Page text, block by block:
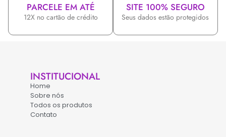
PARCELE EM ATÉ
12X no cartão de crédito
SITE 100% SEGURO
Seus dados estão protegidos
INSTITUCIONAL
Home
Sobre nós
Todos os produtos
Contato